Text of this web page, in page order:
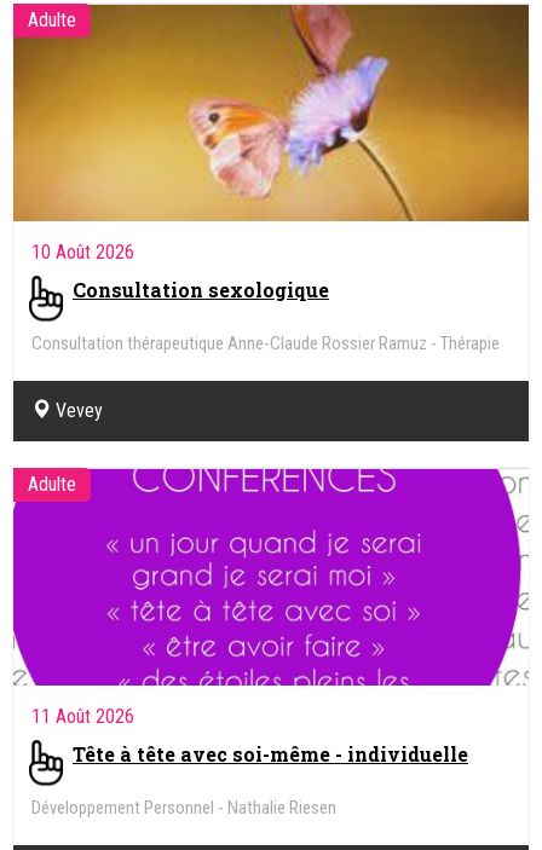
Adulte
10 Août 2026
Consultation sexologique
Consultation thérapeutique Anne-Claude Rossier Ramuz - Thérapie
Vevey
Adulte
11 Août 2026
Tête à tête avec soi-même - individuelle
Développement Personnel - Nathalie Riesen